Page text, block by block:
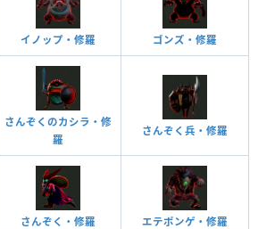
イノップ・修羅 ゴンズ・修羅
さんぞくのカシラ・修
羅
さんぞく兵・修羅
さんぞく・修羅 エテポンゲ・修羅